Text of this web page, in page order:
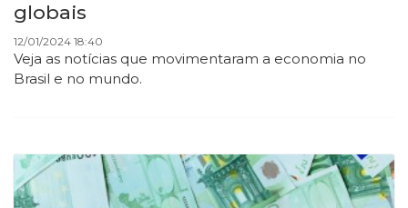
globais
12/01/2024 18:40
Veja as notícias que movimentaram a economia no
Brasil e no mundo.